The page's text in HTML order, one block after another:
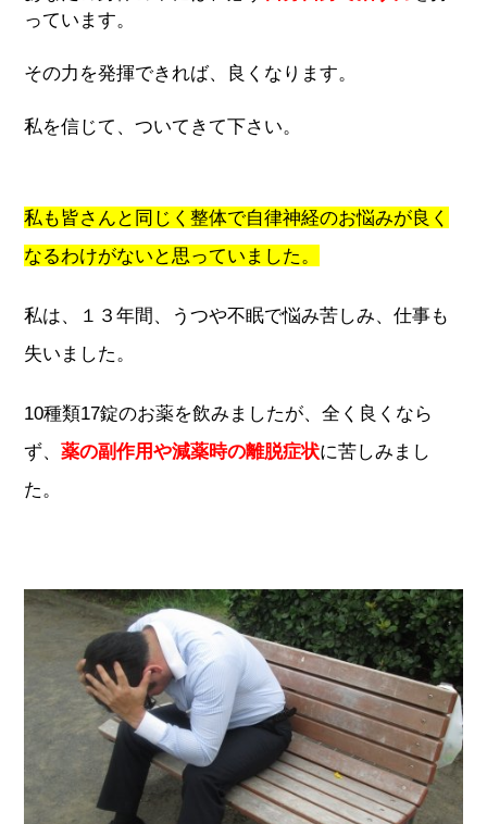
っています。
その力を発揮できれば、良くなります。
私を信じて、ついてきて下さい。
私も皆さんと同じく整体で自律神経のお悩みが良く
なるわけがないと思っていました。
私は、１３年間、うつや不眠で悩み苦しみ、仕事も
失いました。
10種類17錠のお薬を飲みましたが、全く良くなら
ず、 薬の副作用や減薬時の離脱症状に苦しみまし
た。